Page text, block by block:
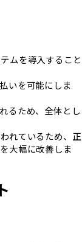
ムを導入すること
いを可能にしま
るため、全体とし
れているため、正
大幅に改善しま